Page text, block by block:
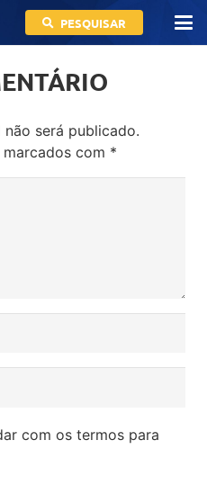
PESQUISAR
será publicado.
com *
com os termos para